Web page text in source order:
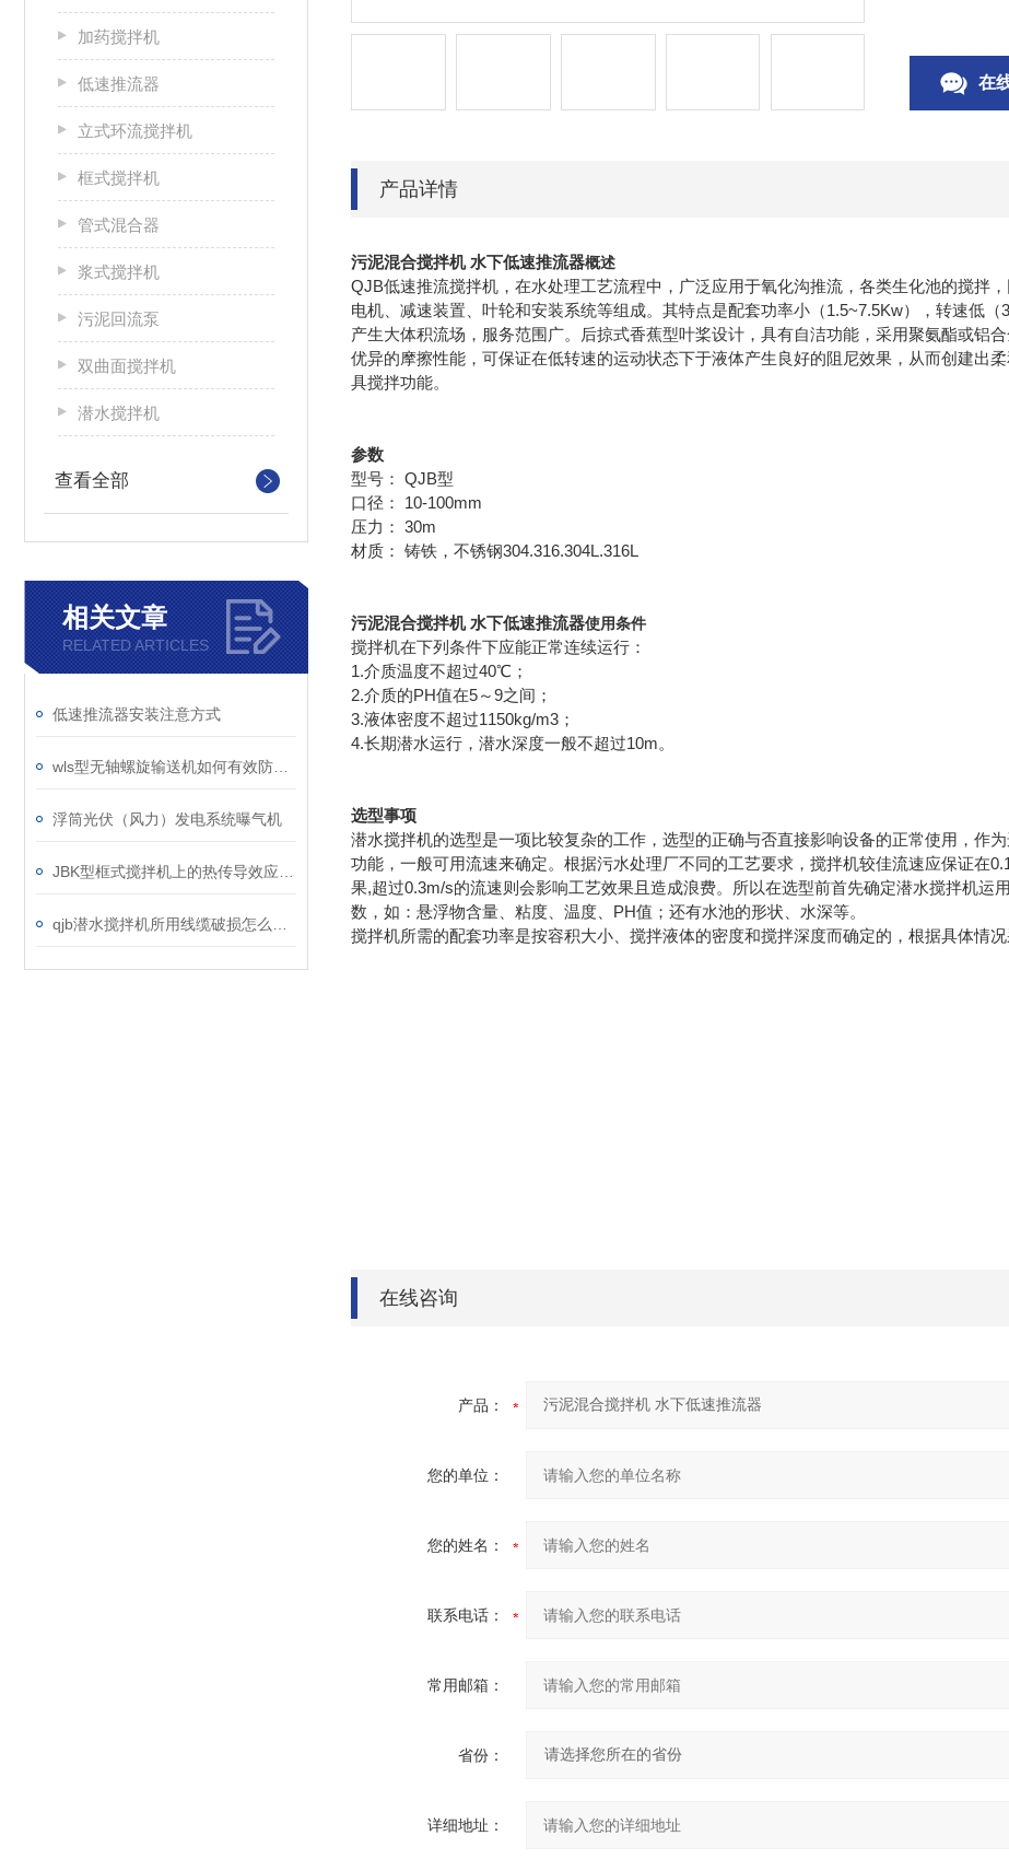
加药搅拌机
低速推流器
立式环流搅拌机
框式搅拌机
管式混合器
浆式搅拌机
污泥回流泵
双曲面搅拌机
潜水搅拌机
查看全部
相关文章
RELATED ARTICLES
低速推流器安装注意方式
浮筒光伏（风力）发电系统曝气机
在
产品详情
污泥混合搅拌机 水下低速推流器概述
QJB低速推流搅拌机，在水处理工艺流程中，广泛应用于氧化沟推流，各类生化池的搅拌
电机、减速装置、叶轮和安装系统等组成。其特点是配套功率小（1.5~7.5Kw），转速低
产生大体积流场，服务范围广。后掠式香蕉型叶桨设计，具有自洁功能，采用聚氨酯或铝
优异的摩擦性能，可保证在低转速的运动状态下于液体产生良好的阻尼效果，从而创建出
具搅拌功能。
参数
型号： QJB型
口径： 10-100mm
压力： 30m
材质： 铸铁，不锈钢304.316.304L.316L
污泥混合搅拌机 水下低速推流器使用条件
搅拌机在下列条件下应能正常连续运行：
1.介质温度不超过40℃；
2.介质的PH值在5～9之间；
3.液体密度不超过1150kg/m3；
4.长期潜水运行，潜水深度一般不超过10m。
选型事项
潜水搅拌机的选型是一项比较复杂的工作，选型的正确与否直接影响设备的正常使用，作
功能，一般可用流速来确定。根据污水处理厂不同的工艺要求，搅拌机较佳流速应保证在
果,超过0.3m/s的流速则会影响工艺效果且造成浪费。所以在选型前首先确定潜水搅拌机运
数，如：悬浮物含量、粘度、温度、PH值；还有水池的形状、水深等。
搅拌机所需的配套功率是按容积大小、搅拌液体的密度和搅拌深度而确定的，根据具体情况
在线咨询
产品：
您的单位：
您的姓名：
联系电话：
常用邮箱：
省份：
详细地址：